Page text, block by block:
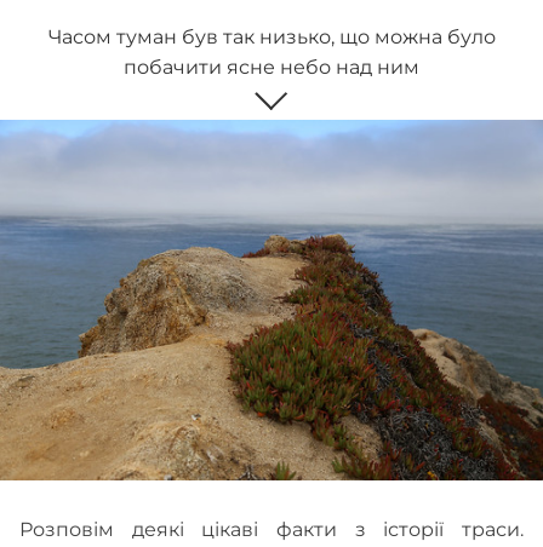
Часом туман був так низько, що можна було
побачити ясне небо над ним
Розповім деякі цікаві факти з історії траси.